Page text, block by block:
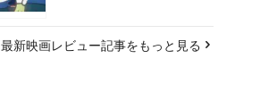
最新映画レビュー記事をもっと見る